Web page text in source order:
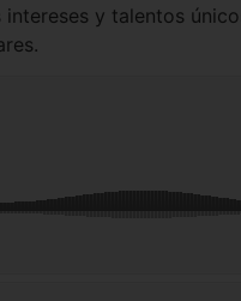
y talentos